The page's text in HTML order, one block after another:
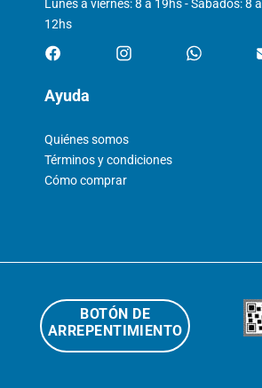
Lunes a viernes: 8 a 19hs - Sábados: 8 a
12hs
Ayuda
Quiénes somos
Términos y condiciones
Cómo comprar
BOTÓN DE
ARREPENTIMIENTO